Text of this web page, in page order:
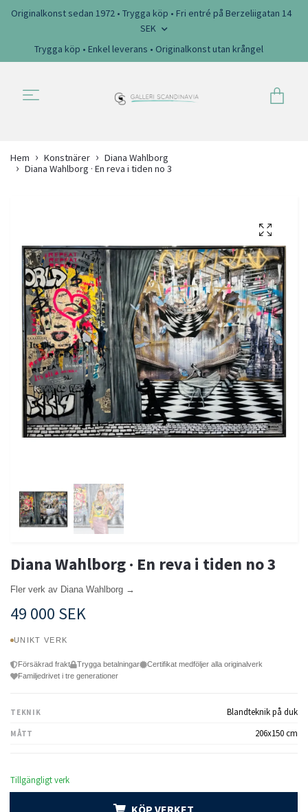
Originalkonst sedan 1972 • Trygga köp • Fri entré på Berzeliigatan 14
SEK
Trygga köp • Enkel leverans • Originalkonst utan krångel
Hem Konstnärer
Diana Wahlborg
Diana Wahlborg · En reva i tiden no 3
Diana Wahlborg · En reva i tiden no 3
Fler verk av Diana Wahlborg →
49 000 SEK
UNIKT VERK
Försäkrad frakt Trygga betalningar
Certifikat medföljer alla originalverk
Familjedrivet i tre generationer
TEKNIK Blandteknik på duk
MÅTT 206x150 cm
Tillgängligt verk
KÖP VERKET